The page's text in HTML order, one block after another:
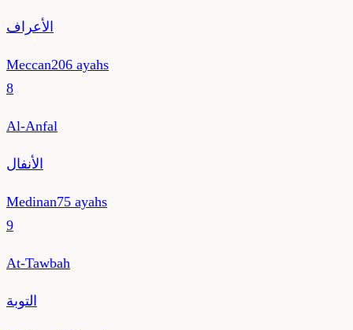
الأعراف
Meccan206 ayahs
8
Al-Anfal
الأنفال
Medinan75 ayahs
9
At-Tawbah
التوبة